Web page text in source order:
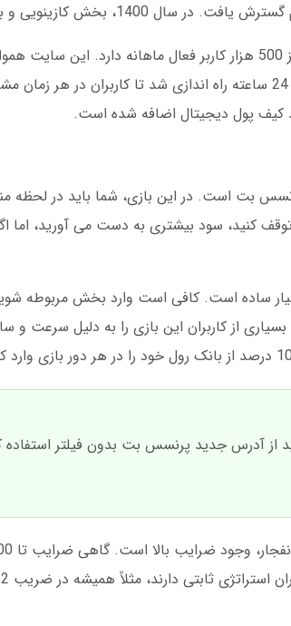
و بازی انفجار به سایت اضافه شد.
بر اساس آمار مارس 2025، پرنسس بت بیش از 500 هزار کاربر فعال
بهبود دهد. در دسامبر 2024، سیستم پشتیبانی 24 ساعته راه اندازی
کیف پول دیجیتال اضافه شده است.
بت است. در این بازی، شما باید در لحظه
سود بیشتری به دست می آورید، اما
ساده است. کافی است وارد بخش مربوطه شوید
از کاربران این بازی را به دلیل سرعت
از آدرس جدید پرنسس بت بدون فیلتر استفاده